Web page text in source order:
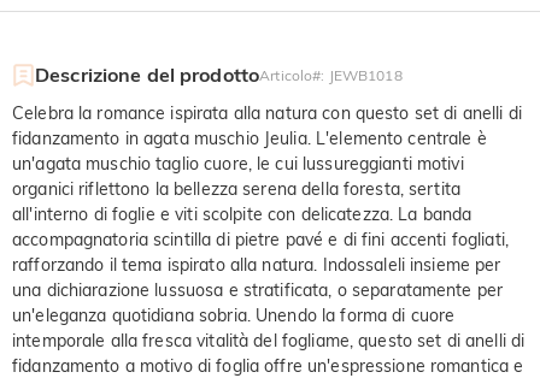
Descrizione del prodottoArticolo#: JEWB1018
Celebra la romance ispirata alla natura con questo set di anelli di
fidanzamento in agata muschio Jeulia. L'elemento centrale è
un'agata muschio taglio cuore, le cui lussureggianti motivi
organici riflettono la bellezza serena della foresta, sertita
all'interno di foglie e viti scolpite con delicatezza. La banda
accompagnatoria scintilla di pietre pavé e di fini accenti fogliati,
rafforzando il tema ispirato alla natura. Indossaleli insieme per
una dichiarazione lussuosa e stratificata, o separatamente per
un'eleganza quotidiana sobria. Unendo la forma di cuore
intemporale alla fresca vitalità del fogliame, questo set di anelli di
fidanzamento a motivo di foglia offre un'espressione romantica e